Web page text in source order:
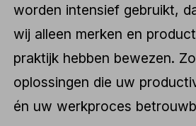
worden intensief gebruikt,
wij alleen merken en
praktijk hebben bewezen.
oplossingen die uw
én uw werkproces